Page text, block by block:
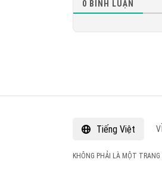
0 BÌNH LUẬN
Tiếng Việt
KHÔNG PHẢI LÀ MỘT